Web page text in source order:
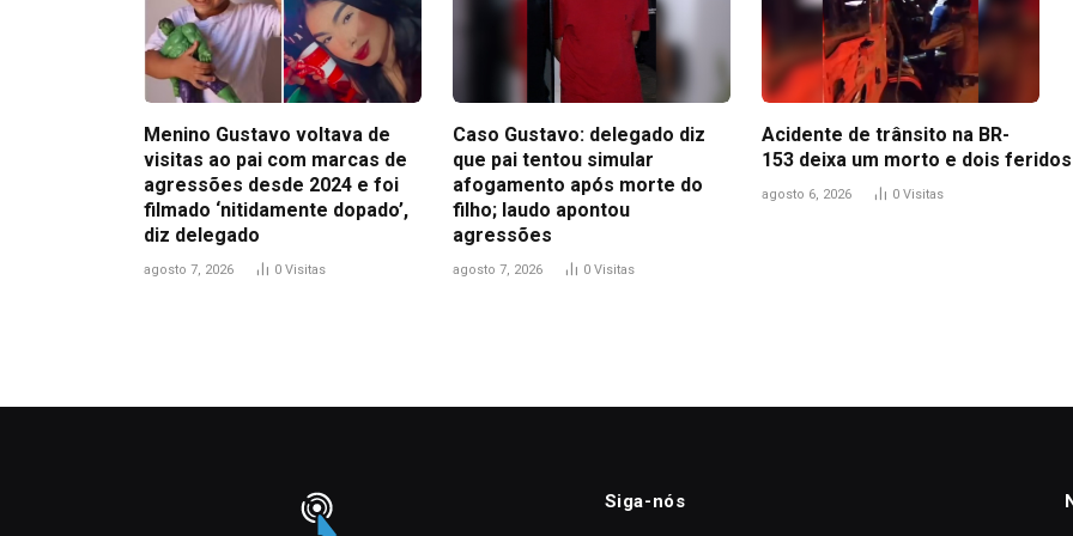
Menino Gustavo voltava de
visitas ao pai com marcas de
agressões desde 2024 e foi
filmado ‘nitidamente dopado’,
diz delegado
agosto 7, 2026 0 Visitas
Caso Gustavo: delegado diz
que pai tentou simular
afogamento após morte do
filho; laudo apontou
agressões
agosto 7, 2026 0 Visitas
Acidente de trânsito na BR-
153 deixa um morto e dois feridos
agosto 6, 2026 0 Visitas
Siga-nós